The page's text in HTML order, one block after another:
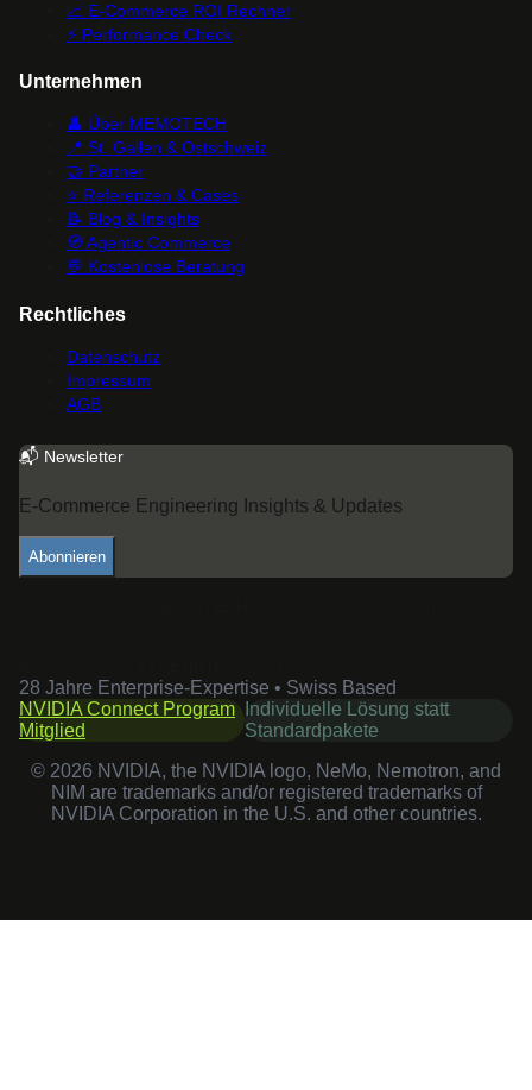
📈 E-Commerce ROI Rechner
⚡ Performance Check
Unternehmen
👤 Über MEMOTECH
📍 St. Gallen & Ostschweiz
🤝 Partner
⭐ Referenzen & Cases
📝 Blog & Insights
🧭Agentic Commerce
💬 Kostenlose Beratung
Rechtliches
Datenschutz
Impressum
AGB
📬 Newsletter
E-Commerce Engineering Insights & Updates
Abonnieren
28 Jahre Enterprise-Expertise • Swiss Based
NVIDIA Connect Program
Mitglied
Individuelle Lösung statt
Standardpakete
© 2026 NVIDIA, the NVIDIA logo, NeMo, Nemotron, and
NIM are trademarks and/or registered trademarks of
NVIDIA Corporation in the U.S. and other countries.